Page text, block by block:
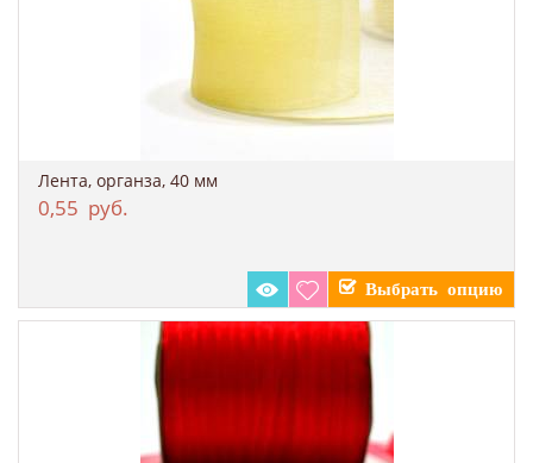
Лента, органза, 40 мм
0,55 руб.